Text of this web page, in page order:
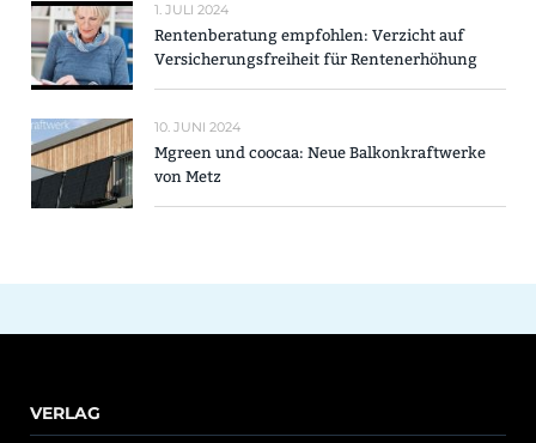
1. JULI 2024
Rentenberatung empfohlen: Verzicht auf
Versicherungsfreiheit für Rentenerhöhung
10. JUNI 2024
Mgreen und coocaa: Neue Balkonkraftwerke
von Metz
VERLAG